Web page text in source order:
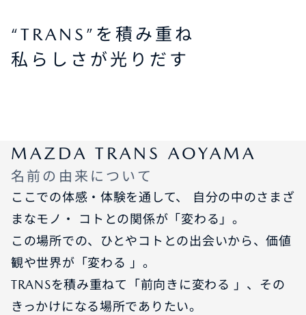
“TRANS”を積み重ね
私らしさが光りだす
MAZDA TRANS AOYAMA
名前の由来について
ここでの体感・体験を通して、 自分の中のさまざ
まなモノ・ コトとの関係が「変わる」。
この場所での、ひとやコトとの出会いから、価値
観や世界が「変わる 」。
TRANSを積み重ねて「前向きに変わる 」、その
きっかけになる場所でありたい。